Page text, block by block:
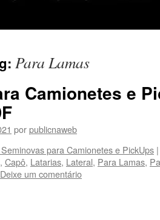
Para Lamas
Camionetes e
porpublicnaweb
para Camionetes e PickUps |
, Capô, Latarias, Lateral, Para Lamas,
Deixe um comentário